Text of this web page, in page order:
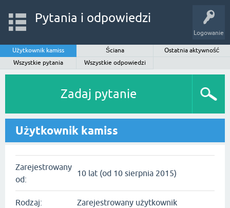
Logowanie
Pytania i odpowiedzi
Użytkownik kamiss Ściana
Ostatnia aktywność
Wszystkie pytania
Wszystkie odpowiedzi
Zadaj pytanie
Użytkownik kamiss
Zarejestrowany
od:
10 lat (od 10 sierpnia 2015)
Rodzaj: Zarejestrowany użytkownik